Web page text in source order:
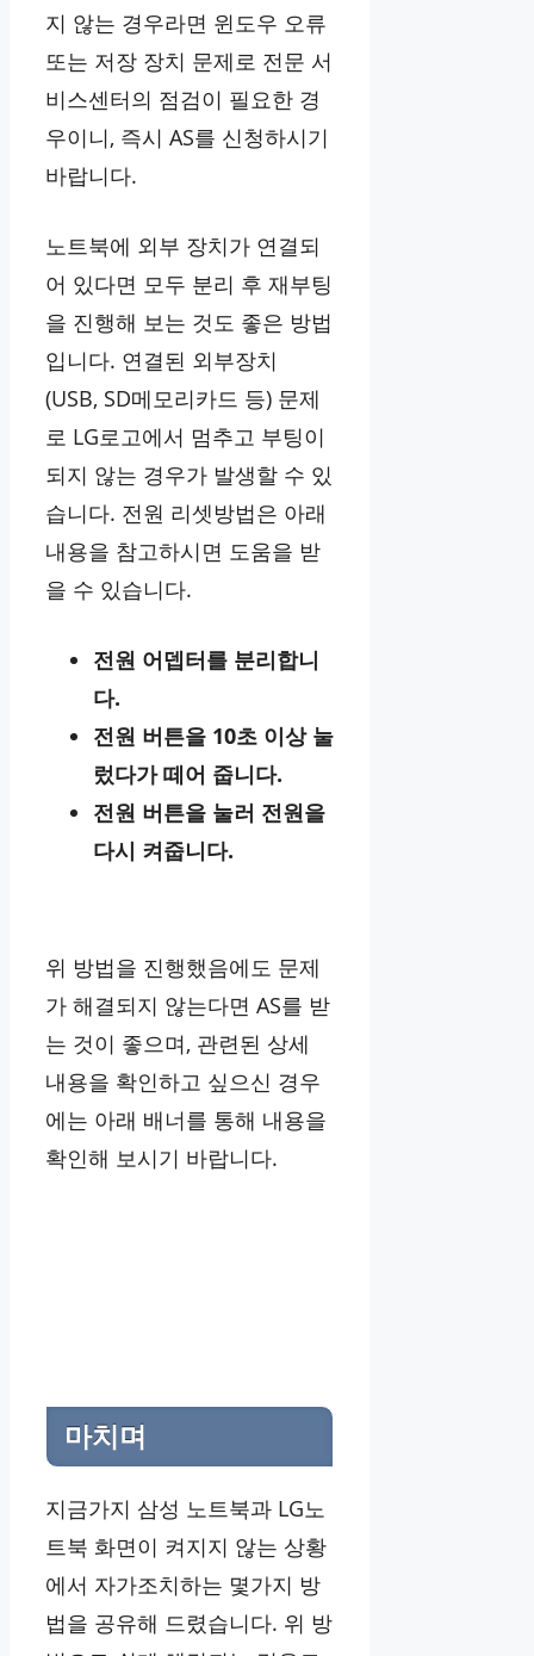
지 않는 경우라면 윈도우 오류
또는 저장 장치 문제로 전문 서
비스센터의 점검이 필요한 경
우이니, 즉시 AS를 신청하시기
바랍니다.
노트북에 외부 장치가 연결되
어 있다면 모두 분리 후 재부팅
을 진행해 보는 것도 좋은 방법
입니다. 연결된 외부장치
(USB, SD메모리카드 등) 문제
로 LG로고에서 멈추고 부팅이
되지 않는 경우가 발생할 수 있
습니다. 전원 리셋방법은 아래
내용을 참고하시면 도움을 받
을 수 있습니다.
전원 어뎁터를 분리합니
다.
전원 버튼을 10초 이상 눌
렀다가 떼어 줍니다.
전원 버튼을 눌러 전원을
다시 켜줍니다.
위 방법을 진행했음에도 문제
가 해결되지 않는다면 AS를 받
는 것이 좋으며, 관련된 상세
내용을 확인하고 싶으신 경우
에는 아래 배너를 통해 내용을
확인해 보시기 바랍니다.
마치며
지금가지 삼성 노트북과 LG노
트북 화면이 켜지지 않는 상황
에서 자가조치하는 몇가지 방
법을 공유해 드렸습니다. 위 방